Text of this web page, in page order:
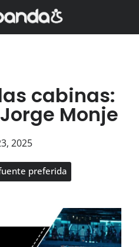
cabinas:
Monje
2025
preferida